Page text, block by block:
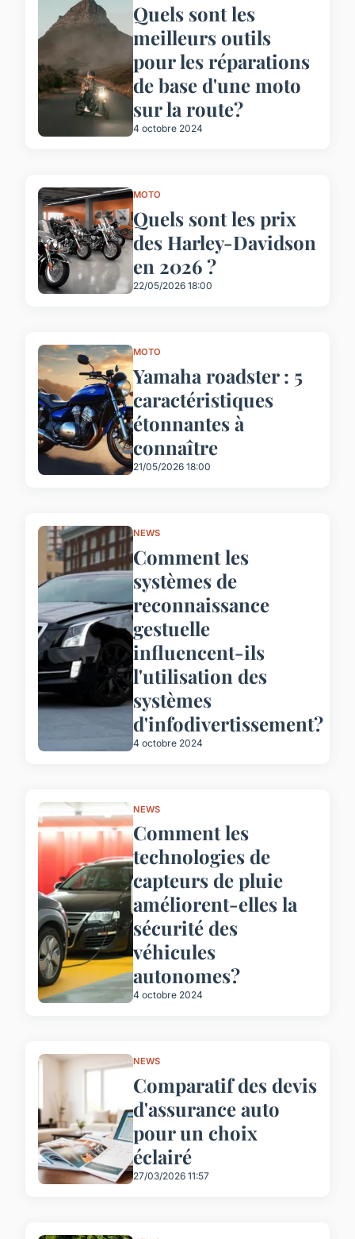
Quels sont les
meilleurs outils
pour les réparations
de base d'une moto
sur la route?
4 octobre 2024
MOTO
Quels sont les prix
des Harley-Davidson
en 2026 ?
22/05/2026 18:00
MOTO
Yamaha roadster : 5
caractéristiques
étonnantes à
connaître
21/05/2026 18:00
NEWS
Comment les
systèmes de
reconnaissance
gestuelle
influencent-ils
l'utilisation des
systèmes
d'infodivertissement?
4 octobre 2024
NEWS
Comment les
technologies de
capteurs de pluie
améliorent-elles la
sécurité des
véhicules
autonomes?
4 octobre 2024
NEWS
Comparatif des devis
d'assurance auto
pour un choix
éclairé
27/03/2026 11:57